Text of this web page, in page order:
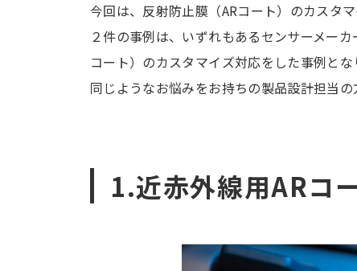
今回は、反射防止膜（ARコート）のカスタ
２件の事例は、いずれもあるセンサーメー
コート）のカスタマイズ対応をした事例とな
同じようなお悩みをお持ちの製品設計担当の
1.近赤外線用ARコ